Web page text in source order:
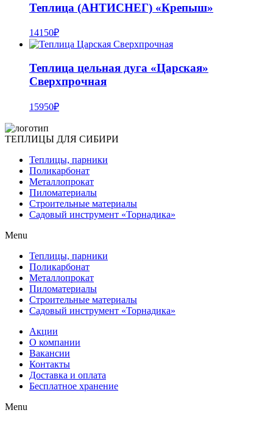
Теплица (АНТИСНЕГ) «Крепыш»
14150₽
Теплица цельная дуга «Царская»
Сверхпрочная
15950₽
ТЕПЛИЦЫ ДЛЯ СИБИРИ
Теплицы, парники
Поликарбонат
Металлопрокат
Пиломатериалы
Строительные материалы
Садовый инструмент «Торнадика»
Menu
Теплицы, парники
Поликарбонат
Металлопрокат
Пиломатериалы
Строительные материалы
Садовый инструмент «Торнадика»
Акции
О компании
Вакансии
Контакты
Доставка и оплата
Бесплатное хранение
Menu